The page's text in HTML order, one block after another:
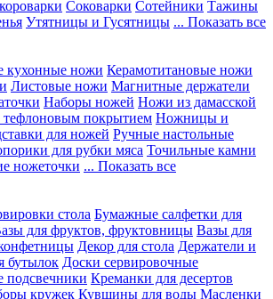
Соковарки Сотейники Тажины
Утятницы и Гусятницы ... Показать все
кухонные ножи Керамотитановые ножи
Листовые ножи Магнитные держатели
Наборы ножей Ножи из дамасской
покрытием Ножницы и
для ножей Ручные настольные
для рубки мяса Точильные камни
ножеточки ... Показать все
стола Бумажные салфетки для
для фруктов, фруктовницы Вазы для
Декор для стола Держатели и
бутылок Доски сервировочные
подсвечники Креманки для десертов
кружек Кувшины для воды Масленки